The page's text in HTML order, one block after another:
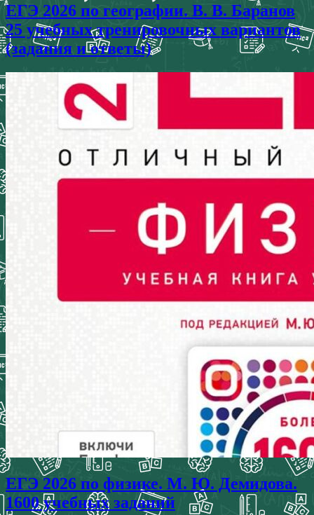
ЕГЭ 2026 по географии. В. В. Баранов
25 учебных тренировочных вариантов
(задания и ответы)
ЕГЭ 2026 по физике. М. Ю. Демидова.
1600 учебных заданий